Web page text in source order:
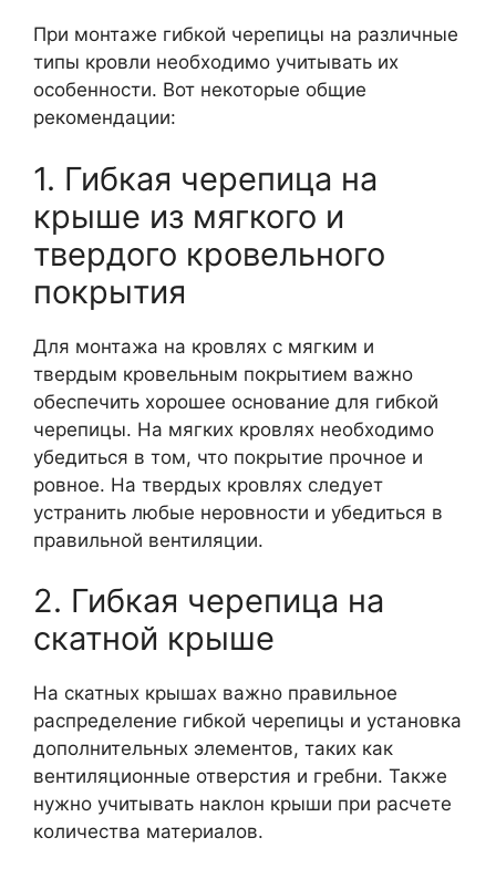
При монтаже гибкой черепицы на различные
типы кровли необходимо учитывать их
особенности. Вот некоторые общие
рекомендации:
1. Гибкая черепица на
крыше из мягкого и
твердого кровельного
покрытия
Для монтажа на кровлях с мягким и
твердым кровельным покрытием важно
обеспечить хорошее основание для гибкой
черепицы. На мягких кровлях необходимо
убедиться в том, что покрытие прочное и
ровное. На твердых кровлях следует
устранить любые неровности и убедиться в
правильной вентиляции.
2. Гибкая черепица на
скатной крыше
На скатных крышах важно правильное
распределение гибкой черепицы и установка
дополнительных элементов, таких как
вентиляционные отверстия и гребни. Также
нужно учитывать наклон крыши при расчете
количества материалов.